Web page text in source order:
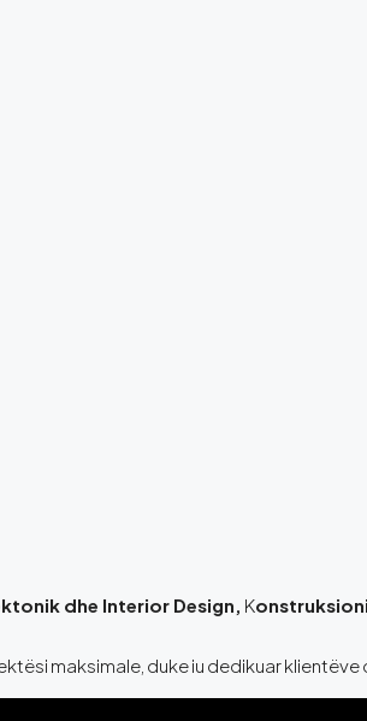
dhe Interior Design, K
maksimale, duke iu dedikuar klientëve